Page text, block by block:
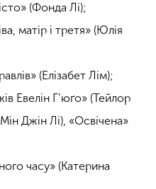
(Фонда Лі);
матір і третя» (Юлія
(Елізабет Лім);
Евелін Г’юґо» (Тейлор
Джін Лі), «Освічена»
часу» (Катерина